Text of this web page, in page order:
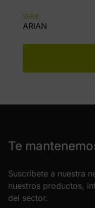
SERIE
ARIAN
Te
Suscríbete a nuestra
nuestros productos,
del sector.